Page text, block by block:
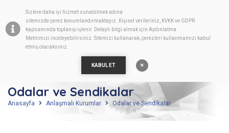
Sizlere daha iyi hizmet sunabilmek adına
sitemizdeçerez konumlandırmaktayız. Kişisel verileriniz, KVKK ve GDPR
kapsamında toplanıp işlenir. Detaylı bilgi almak için Aydınlatma
Metnimizi inceleyebilirsiniz. Sitemizi kullanarak, çerezleri kullanmamızı kabul
etmiş olacaksınız.
KABUL ET
Odalar ve Sendikalar
Anasayfa Anlaşmalı Kurumlar Odalar ve Sendikalar